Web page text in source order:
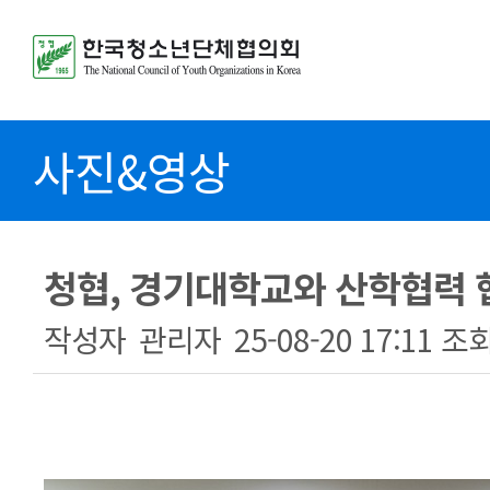
사진&영상
청협, 경기대학교와 산학협력
작성자 관리자 25-08-20 17:11 조